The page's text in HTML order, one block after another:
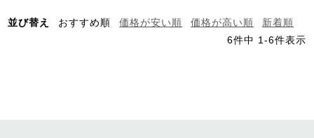
並び替え おすすめ順 価格が安い順 価格が高い順
新着順
6件中 1-6件表示